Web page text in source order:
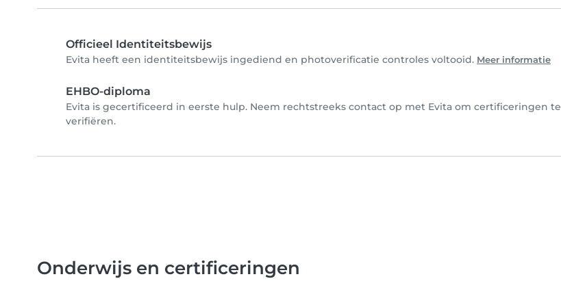
Officieel Identiteitsbewijs
Evita heeft een identiteitsbewijs ingediend en photoverificatie controles voltooid. Meer informatie
EHBO-diploma
Evita is gecertificeerd in eerste hulp. Neem rechtstreeks contact op met Evita om certificeringen te
verifiëren.
Onderwijs en certificeringen